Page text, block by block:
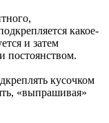
какое-
и затем
постоянством.
кусочком
«выпрашивая»